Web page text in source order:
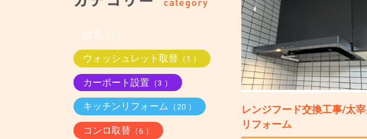
レンジフード交換工事/太
リフォーム
建具 （1 ）
ウォッシュレット取替（1 ）
カーポート設置 （3 ）
キッチンリフォーム （20 ）
コンロ取替（6 ）